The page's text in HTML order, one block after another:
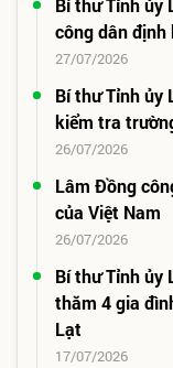
Bí thư Tỉnh ủy
công dân định
27/07/2026
Bí thư Tỉnh ủy
kiểm tra
26/07/2026
Lâm Đồng
của Việt Nam
26/07/2026
Bí thư Tỉnh ủy
thăm 4 gia
Lạt
17/07/2026